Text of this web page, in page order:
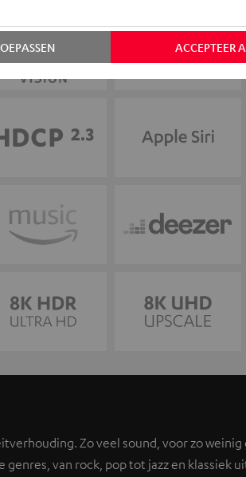
Zo veel sound, voor zo weinig
van rock, pop tot jazz en klassiek
ACCEPTEER